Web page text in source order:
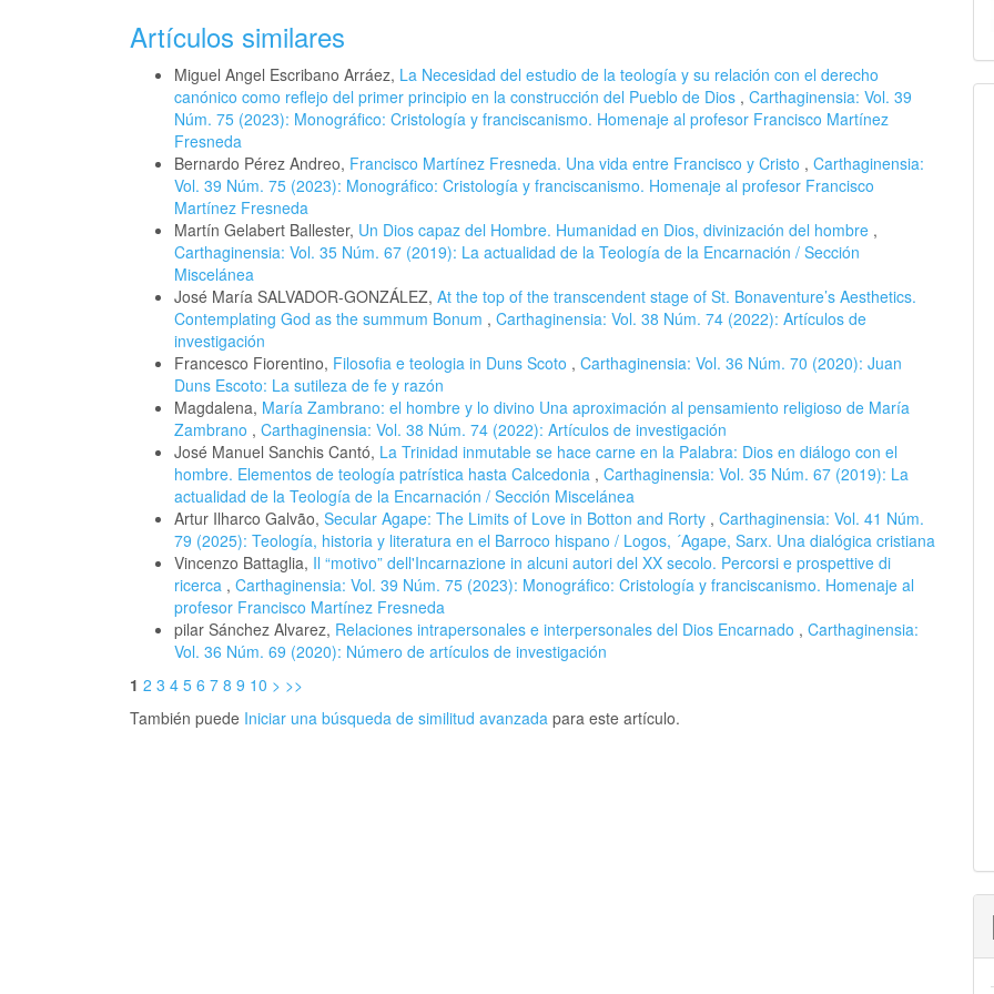
Artículos similares
Miguel Angel Escribano Arráez, La Necesidad del estudio de la teología y su relación con el derecho
canónico como reflejo del primer principio en la construcción del Pueblo de Dios , Carthaginensia: Vol. 39
Núm. 75 (2023): Monográfico: Cristología y franciscanismo. Homenaje al profesor Francisco Martínez
Fresneda
Bernardo Pérez Andreo, Francisco Martínez Fresneda. Una vida entre Francisco y Cristo , Carthaginensia:
Vol. 39 Núm. 75 (2023): Monográfico: Cristología y franciscanismo. Homenaje al profesor Francisco
Martínez Fresneda
Martín Gelabert Ballester, Un Dios capaz del Hombre. Humanidad en Dios, divinización del hombre ,
Carthaginensia: Vol. 35 Núm. 67 (2019): La actualidad de la Teología de la Encarnación / Sección
Miscelánea
José María SALVADOR-GONZÁLEZ, At the top of the transcendent stage of St. Bonaventure’s Aesthetics.
Contemplating God as the summum Bonum , Carthaginensia: Vol. 38 Núm. 74 (2022): Artículos de
investigación
Francesco Fiorentino, Filosofia e teologia in Duns Scoto , Carthaginensia: Vol. 36 Núm. 70 (2020): Juan
Duns Escoto: La sutileza de fe y razón
Magdalena, María Zambrano: el hombre y lo divino Una aproximación al pensamiento religioso de María
Zambrano , Carthaginensia: Vol. 38 Núm. 74 (2022): Artículos de investigación
José Manuel Sanchis Cantó, La Trinidad inmutable se hace carne en la Palabra: Dios en diálogo con el
hombre. Elementos de teología patrística hasta Calcedonia , Carthaginensia: Vol. 35 Núm. 67 (2019): La
actualidad de la Teología de la Encarnación / Sección Miscelánea
Artur Ilharco Galvão, Secular Agape: The Limits of Love in Botton and Rorty , Carthaginensia: Vol. 41 Núm.
79 (2025): Teología, historia y literatura en el Barroco hispano / Logos, ´Agape, Sarx. Una dialógica cristiana
Vincenzo Battaglia, Il “motivo” dell'Incarnazione in alcuni autori del XX secolo. Percorsi e prospettive di
ricerca , Carthaginensia: Vol. 39 Núm. 75 (2023): Monográfico: Cristología y franciscanismo. Homenaje al
profesor Francisco Martínez Fresneda
pilar Sánchez Alvarez, Relaciones intrapersonales e interpersonales del Dios Encarnado , Carthaginensia:
Vol. 36 Núm. 69 (2020): Número de artículos de investigación
1 2 3 4 5 6 7 8 9 10 > >>
También puede Iniciar una búsqueda de similitud avanzada para este artículo.